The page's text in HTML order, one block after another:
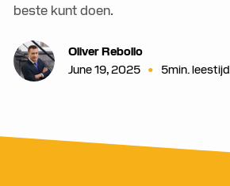
beste kunt doen.
Oliver Rebollo
June 19, 2025 • 5min. leestijd